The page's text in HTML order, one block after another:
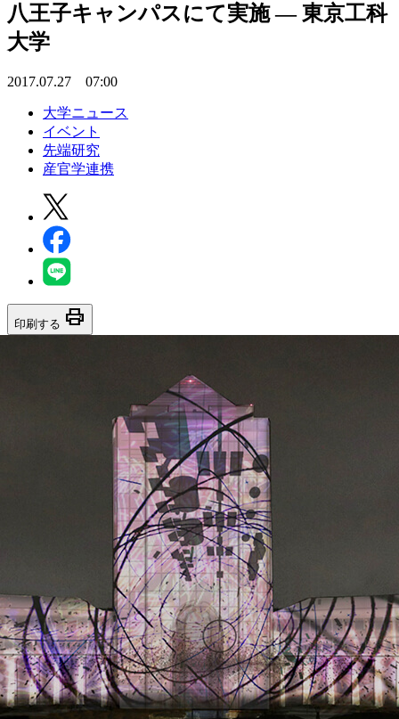
八王子キャンパスにて実施 — 東京工科
大学
2017.07.27 07:00
大学ニュース
イベント
先端研究
産官学連携
印刷する print